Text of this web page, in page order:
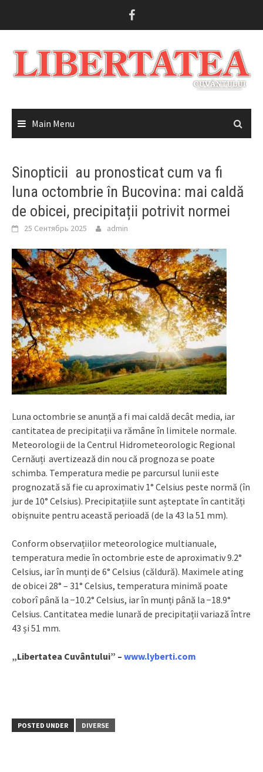
Main Menu
Sinopticii au pronosticat cum va fi
luna octombrie în Bucovina: mai caldă
de obicei, precipitații potrivit normei
25 Сентябрь 2025 admin
Luna octombrie se anunță a fi mai caldă decât media, iar
cantitatea de precipitații va rămâne în limitele normale.
Meteorologii de la Centrul Hidrometeorologic Regional
Cernăuți avertizează din nou că prognoza se poate
schimba. Temperatura medie pe parcursul lunii este
prognozată să fie cu aproximativ 1° Celsius peste normă (în
jur de 10° Celsius). Precipitațiile sunt așteptate în cantități
obișnuite pentru această perioadă (de la 43 la 51 mm).
Conform observațiilor meteorologice multianuale,
temperatura medie în octombrie este de aproximativ 9.2°
Celsius, iar în munți de 6° Celsius (căldură). Maximele ating
de obicei 28° – 31° Celsius, temperatura minimă poate
coborî până la −10.2° Celsius, iar în munți până la −18.9°
Celsius. Cantitatea medie lunară de precipitații variază între
43 și 51 mm.
„Libertatea Cuvântului” – www.lyberti.com
POSTED UNDER DIVERSE